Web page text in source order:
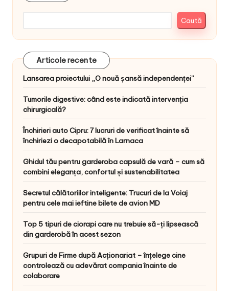
Caută
Articole recente
Lansarea proiectului „O nouă șansă independenței”
Tumorile digestive: când este indicată intervenția
chirurgicală?
Închirieri auto Cipru: 7 lucruri de verificat înainte să
închiriezi o decapotabilă în Larnaca
Ghidul tău pentru garderoba capsulă de vară – cum să
combini eleganța, confortul și sustenabilitatea
Secretul călătoriilor inteligente: Trucuri de la Voiaj
pentru cele mai ieftine bilete de avion MD
Top 5 tipuri de ciorapi care nu trebuie să-ți lipsească
din garderobă în acest sezon
Grupuri de Firme după Acționariat – înțelege cine
controlează cu adevărat compania înainte de
colaborare